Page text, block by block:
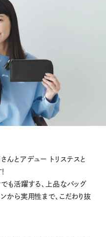
とアデュー トリステスと
でも活躍する、上品なバッグ
から実用性まで、こだわり抜